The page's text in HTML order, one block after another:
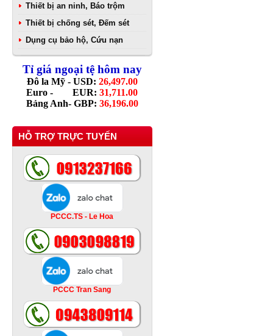
Thiết bị an ninh, Báo trộm
Thiết bị chống sét, Đếm sét
Dụng cụ bảo hộ, Cứu nạn
Tỉ giá ngoại tệ hôm nay
Đô la Mỹ - USD: 26,497.00
Euro - EUR: 31,711.00
Bảng Anh- GBP: 36,196.00
HỖ TRỢ TRỰC TUYẾN
PCCC.TS - Le Hoa
PCCC Tran Sang